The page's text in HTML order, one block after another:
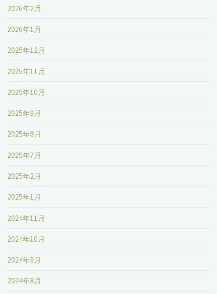
2026年2月
2026年1月
2025年12月
2025年11月
2025年10月
2025年9月
2025年8月
2025年7月
2025年2月
2025年1月
2024年11月
2024年10月
2024年9月
2024年8月